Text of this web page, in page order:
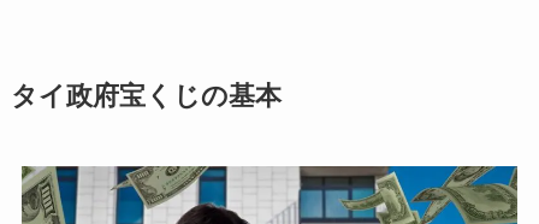
タイ政府宝くじの基本